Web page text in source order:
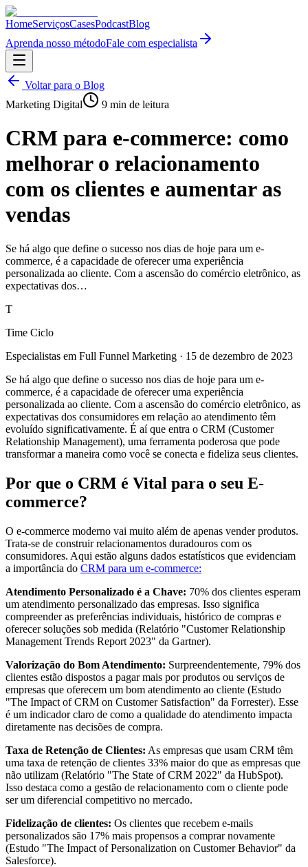
HomeServiçosCasesPodcastBlog
Aprenda nosso métodoFale com especialista
Voltar para o Blog
Marketing Digital
9 min de leitura
CRM para e-commerce: como
melhorar o relacionamento
com os clientes e aumentar as
vendas
Se há algo que define o sucesso nos dias de hoje para um e-
commerce, é a capacidade de oferecer uma experiência
personalizada ao cliente. Com a ascensão do comércio eletrônico, as
expectativas dos…
T
Time Ciclo
Especialistas em Full Funnel Marketing · 15 de dezembro de 2023
Se há algo que define o sucesso nos dias de hoje para um e-
commerce, é a capacidade de oferecer uma experiência
personalizada ao cliente. Com a ascensão do comércio eletrônico, as
expectativas dos consumidores em relação ao atendimento têm
evoluído significativamente. É aí que entra o CRM (Customer
Relationship Management), uma ferramenta poderosa que pode
transformar a maneira como você se conecta e fideliza seus clientes.
Por que o CRM é Vital para o seu E-
commerce?
O e-commerce moderno vai muito além de apenas vender produtos.
Trata-se de construir relacionamentos duradouros com os
consumidores. Aqui estão alguns dados estatísticos que evidenciam
a importância do CRM para um e-commerce:
Atendimento Personalizado é a Chave: 70% dos clientes esperam
um atendimento personalizado das empresas. Isso significa
compreender as preferências individuais, histórico de compras e
oferecer soluções sob medida (Relatório "Customer Relationship
Management Trends Report 2023" da Gartner).
Valorização do Bom Atendimento: Surpreendentemente, 79% dos
clientes estão dispostos a pagar mais por produtos ou serviços de
empresas que oferecem um bom atendimento ao cliente (Estudo
"The Impact of CRM on Customer Satisfaction" da Forrester). Esse
é um indicador claro de como a qualidade do atendimento impacta
diretamente nas decisões de compra.
Taxa de Retenção de Clientes: As empresas que usam CRM têm
uma taxa de retenção de clientes 33% maior do que as empresas que
não utilizam (Relatório "The State of CRM 2022" da HubSpot).
Isso destaca como a gestão de relacionamento com o cliente pode
ser um diferencial competitivo no mercado.
Fidelização de clientes: Os clientes que recebem e-mails
personalizados são 17% mais propensos a comprar novamente
(Estudo "The Impact of Personalization on Customer Behavior" da
Salesforce).